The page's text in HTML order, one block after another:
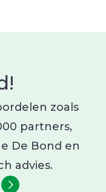
zoals
partners,
De Bond en
advies.